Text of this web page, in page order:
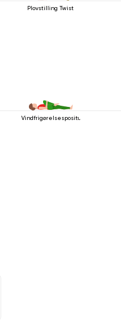
Plovstilling Twist
Vindfrigørelsespositur